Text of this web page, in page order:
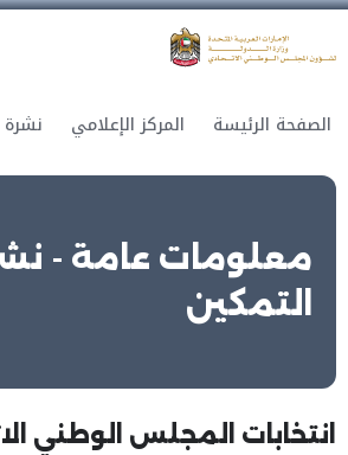
الصفحة الرئيسة المركز الإعلامي
معلومات عامة -
التمكين